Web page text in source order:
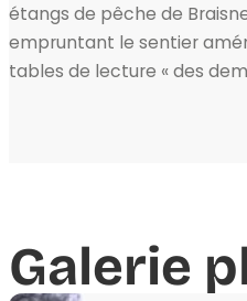
étangs de pêche de
empruntant le sentier
tables de lecture « des
Galerie